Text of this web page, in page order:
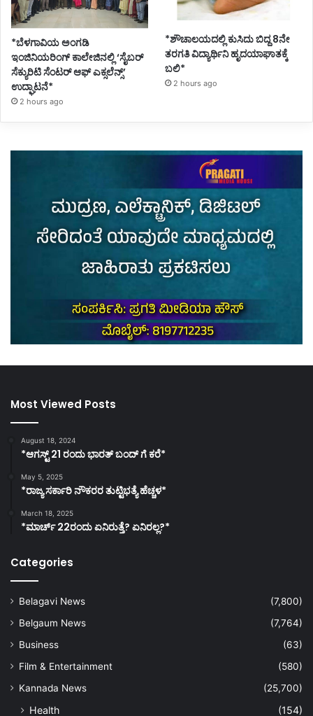
*ಬೆಳಗಾವಿಯ ಅಂಗಡಿ
ಇಂಜಿನಿಯರಿಂಗ್ ಕಾಲೇಜಿನಲ್ಲಿ ‘ಸೈಬರ್
ಸೆಕ್ಯುರಿಟಿ ಸೆಂಟರ್ ಆಫ್ ಎಕ್ಸಲೆನ್ಸ್’
ಉದ್ಘಾಟನೆ*
2 hours ago
*ಶೌಚಾಲಯದಲ್ಲಿ ಕುಸಿದು ಬಿದ್ದ 8ನೇ
ತರಗತಿ ವಿದ್ಯಾರ್ಥಿನಿ ಹೃದಯಾಘಾತಕ್ಕೆ
ಬಲಿ*
2 hours ago
Most Viewed Posts
August 18, 2024
*ಆಗಸ್ಟ್ 21 ರಂದು ಭಾರತ್‌ ಬಂದ್‌ ಗೆ ಕರೆ*
May 5, 2025
*ರಾಜ್ಯ ಸರ್ಕಾರಿ ನೌಕರರ ತುಟ್ಟಿಭತ್ಯೆ ಹೆಚ್ಚಳ*
March 18, 2025
*ಮಾರ್ಚ್ 22ರಂದು ಏನಿರುತ್ತೆ? ಏನಿರಲ್ಲ?*
Categories
Belagavi News
(7,800)
Belgaum News
(7,764)
Business
(63)
Film & Entertainment
(580)
Kannada News
(25,700)
Health (154)